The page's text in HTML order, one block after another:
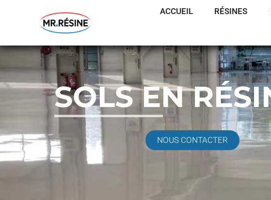
ACCUEIL RÉSINES
SOLS EN
NOUS CONTACTER